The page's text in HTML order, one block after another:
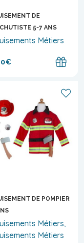
DE
5-7 ANS
Métiers
DE POMPIER
Métiers,
Métiers